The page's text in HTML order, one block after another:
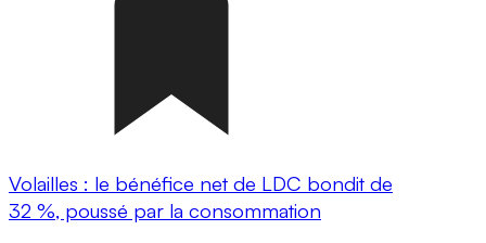
Volailles : le bénéfice net de LDC bondit de
32 %, poussé par la consommation